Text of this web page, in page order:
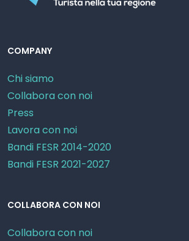
COMPANY
Chi siamo
Collabora con noi
Press
Lavora con noi
Bandi FESR 2014-2020
Bandi FESR 2021-2027
COLLABORA CON NOI
Collabora con noi